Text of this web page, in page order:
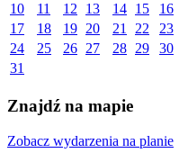
10
11 12 13 14 15
16
17
18 19 20 21 22
23
24
25 26 27 28 29
30
31
Znajdź na mapie
Zobacz wydarzenia na planie